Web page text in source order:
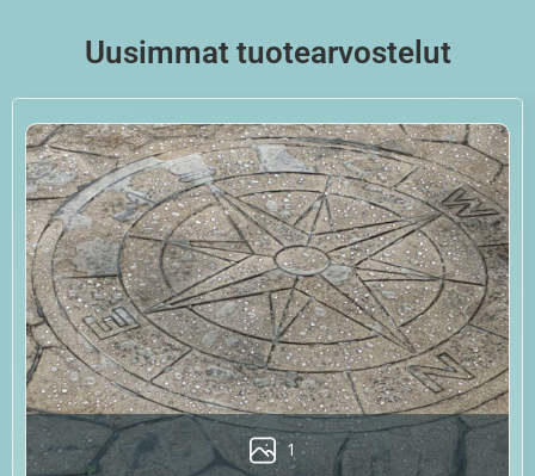
Uusimmat tuotearvostelut
1